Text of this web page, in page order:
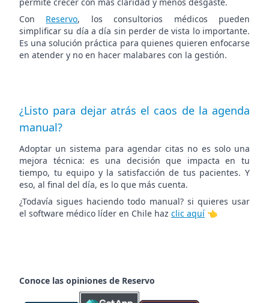
Con Reservo, los consultorios médicos pueden
simplificar su día a día sin perder de vista lo importante.
Es una solución práctica para quienes quieren enfocarse
en atender y no en hacer malabares con la gestión.
¿Listo para dejar atrás el caos de la agenda
manual?
Adoptar un sistema para agendar citas no es solo una
mejora técnica: es una decisión que impacta en tu
tiempo, tu equipo y la satisfacción de tus pacientes. Y
eso, al final del día, es lo que más cuenta.
¿Todavía sigues haciendo todo manual? si quieres usar
el software médico líder en Chile haz clic aquí 👈
Conoce las opiniones de Reservo